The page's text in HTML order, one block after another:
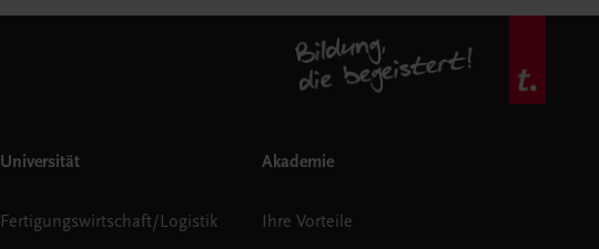
Universität
Fertigungswirtschaft/Logistik
Akademie
Ihre Vorteile